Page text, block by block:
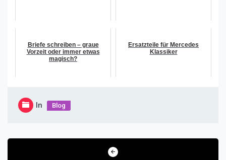
Briefe schreiben – graue
Vorzeit oder immer etwas
magisch?
Ersatzteile für Mercedes
Klassiker
In Blog
Beitragsnavigation